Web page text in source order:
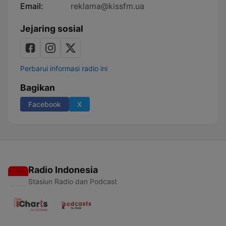
Email:
reklama@kissfm.ua
Jejaring sosial
Perbarui informasi radio ini
Bagikan
Facebook X
Radio Indonesia
Stasiun Radio dan Podcast